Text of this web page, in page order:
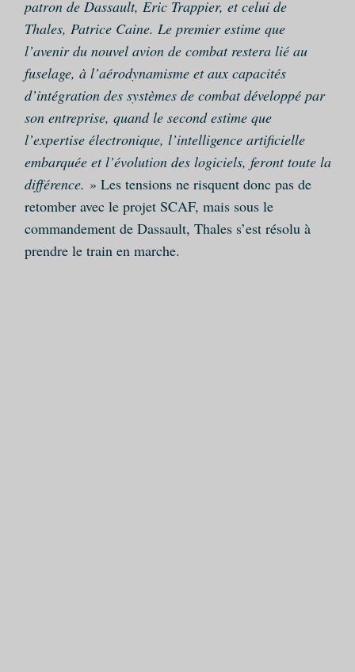
patron de Dassault, Eric Trappier, et celui de
Thales, Patrice Caine. Le premier estime que
l’avenir du nouvel avion de combat restera lié au
fuselage, à l’aérodynamisme et aux capacités
d’intégration des systèmes de combat développé par
son entreprise, quand le second estime que
l’expertise électronique, l’intelligence artificielle
embarquée et l’évolution des logiciels, feront toute la
différence. » Les tensions ne risquent donc pas de
retomber avec le projet SCAF, mais sous le
commandement de Dassault, Thales s’est résolu à
prendre le train en marche.